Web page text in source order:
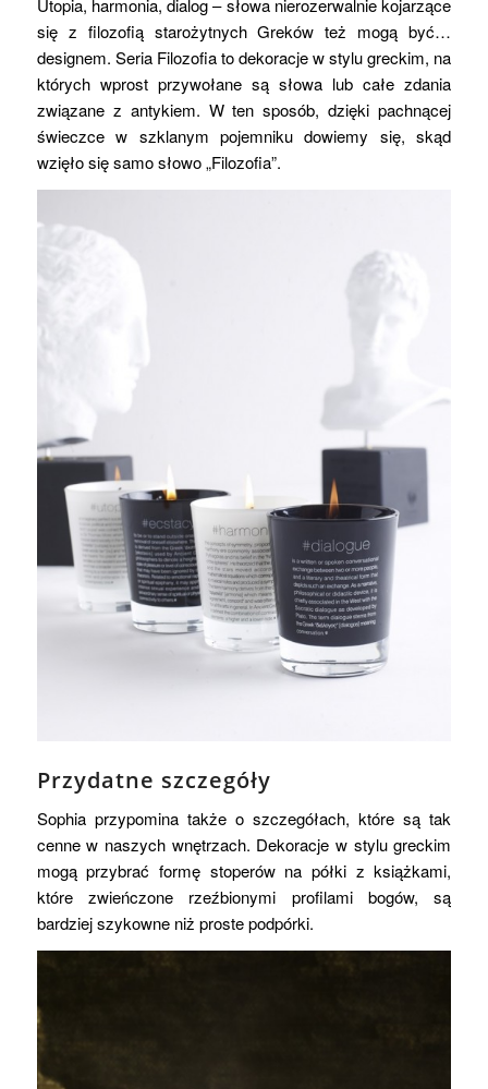
Utopia, harmonia, dialog – słowa nierozerwalnie kojarzące
się z filozofią starożytnych Greków też mogą być…
designem. Seria Filozofia to dekoracje w stylu greckim, na
których wprost przywołane są słowa lub całe zdania
związane z antykiem. W ten sposób, dzięki pachnącej
świeczce w szklanym pojemniku dowiemy się, skąd
wzięło się samo słowo „Filozofia”.
Przydatne szczegóły
Sophia przypomina także o szczegółach, które są tak
cenne w naszych wnętrzach. Dekoracje w stylu greckim
mogą przybrać formę stoperów na półki z książkami,
które zwieńczone rzeźbionymi profilami bogów, są
bardziej szykowne niż proste podpórki.